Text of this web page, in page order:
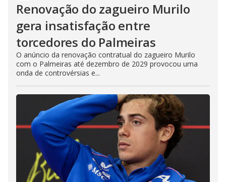
Renovação do zagueiro Murilo
gera insatisfação entre
torcedores do Palmeiras
O anúncio da renovação contratual do zagueiro Murilo
com o Palmeiras até dezembro de 2029 provocou uma
onda de controvérsias e...